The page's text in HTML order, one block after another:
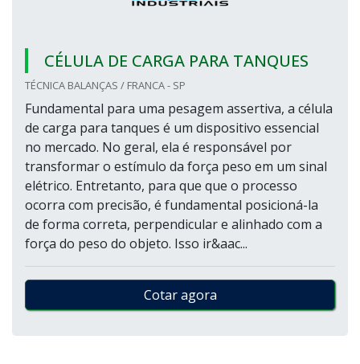
CÉLULA DE CARGA PARA TANQUES
TÉCNICA BALANÇAS / FRANCA - SP
Fundamental para uma pesagem assertiva, a célula
de carga para tanques é um dispositivo essencial
no mercado. No geral, ela é responsável por
transformar o estímulo da força peso em um sinal
elétrico. Entretanto, para que que o processo
ocorra com precisão, é fundamental posicioná-la
de forma correta, perpendicular e alinhado com a
força do peso do objeto. Isso ir&aac...
Cotar agora